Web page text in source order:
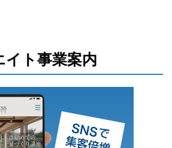
イト事業案内